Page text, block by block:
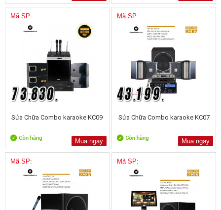
Mã SP:
Sửa Chữa Combo karaoke KC09
Mua ngay
Mã SP:
Sửa Chữa Combo karaoke KC07
Mua ngay
Mã SP: Mã SP: